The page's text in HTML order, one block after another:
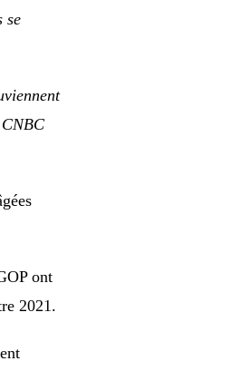
se
ont
2021.